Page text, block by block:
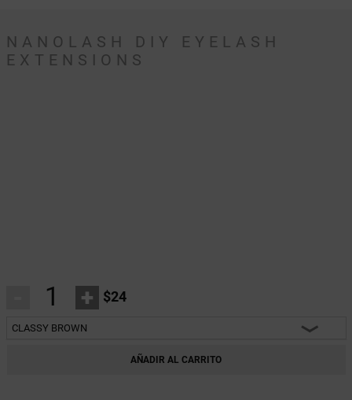
NANOLASH DIY EYELASH
EXTENSIONS
+ $24
CLASSY BROWN
AÑADIR AL CARRITO